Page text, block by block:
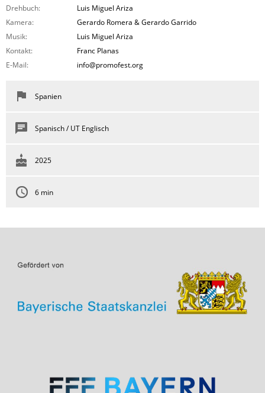
Drehbuch:
Luis Miguel Ariza
Kamera:
Gerardo Romera & Gerardo Garrido
Musik:
Luis Miguel Ariza
Kontakt:
Franc Planas
E-Mail:
info@promofest.org
Spanien
Spanisch / UT Englisch
2025
6 min